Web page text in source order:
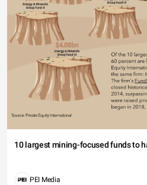
10 largest mining-focused funds to
PEI Media